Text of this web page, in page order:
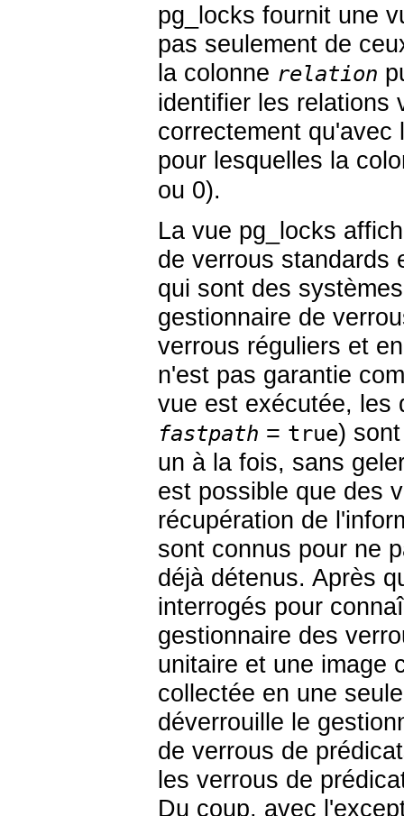
pg_locks fournit une
pas seulement de
la colonne relation
identifier les relations
correctement qu'avec
pour lesquelles la
ou 0).
La vue pg_locks
de verrous standards
qui sont des
gestionnaire de
verrous réguliers et
n'est pas garantie
vue est exécutée, les
fastpath = true)
un à la fois, sans
est possible que des
récupération de
sont connus pour ne
déjà détenus. Après
interrogés pour
gestionnaire des
unitaire et une image
collectée en une
déverrouille le
de verrous de
les verrous de
Du coup, avec